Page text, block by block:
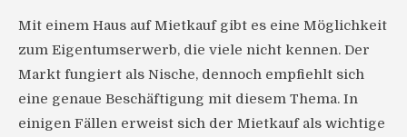
Mit einem Haus auf Mietkauf gibt es eine Möglichkeit
zum Eigentumserwerb, die viele nicht kennen. Der
Markt fungiert als Nische, dennoch empfiehlt sich
eine genaue Beschäftigung mit diesem Thema. In
einigen Fällen erweist sich der Mietkauf als wichtige